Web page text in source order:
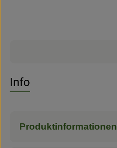
Info
Produktinformationen